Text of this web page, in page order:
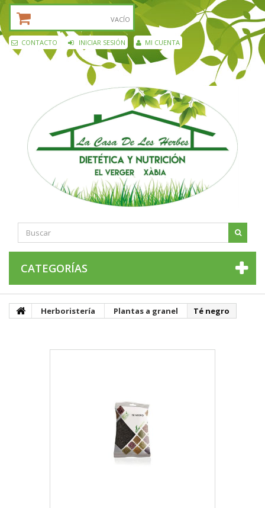
VACÍO
CONTACTO INICIAR SESIÓN MI CUENTA
CATEGORÍAS
Herboristería Plantas a granel Té negro